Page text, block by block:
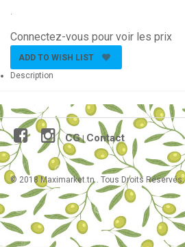
.
Connectez-vous pour voir les prix
ADD TO WISH LIST
Description
CG| Contact
© 2018 Maximarket.tn . Tous Droits Réservés.